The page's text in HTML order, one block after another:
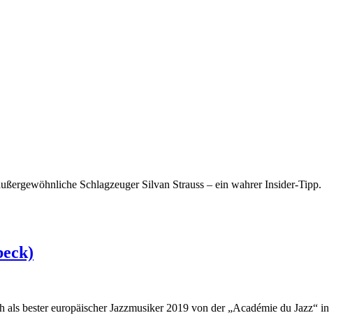
Schlagzeuger Silvan Strauss – ein wahrer Insider-Tipp.
bester europäischer Jazzmusiker 2019 von der „Académie du Jazz“ in